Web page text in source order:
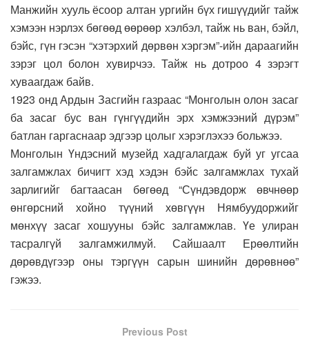
Манжийн хууль ёсоор алтан ургийн бүх гишүүдийг тайж
хэмээн нэрлэх бөгөөд өөрөөр хэлбэл, тайж нь ван, бэйл,
бэйс, гүн гэсэн “хэтэрхий дөрвөн хэргэм”-ийн дараагийн
зэрэг цол болон хувирчээ. Тайж нь дотроо 4 зэрэгт
хуваагдаж байв.
1923 онд Ардын Засгийн газраас “Монголын олон засаг
ба засаг бус ван гүнгүүдийн эрх хэмжээний дүрэм”
батлан гаргаснаар эдгээр цолыг хэрэглэхээ больжээ.
Монголын Үндэсний музейд хадгалагдаж буй уг угсаа
залгамжлах бичигт хэд хэдэн бэйс залгамжлах тухай
зарлигийг багтаасан бөгөөд “Сүндэвдорж өвчнөөр
өнгөрсний хойно түүний хөвгүүн Нямбуудоржийг
мөнхүү засаг хошууны бэйс залгамжлав. Үе улиран
тасралгүй залгамжилмуй. Сайшаалт Ерөөлтийн
дөрөвдүгээр оны тэргүүн сарын шинийн дөрөвнөө”
гэжээ.
Previous Post